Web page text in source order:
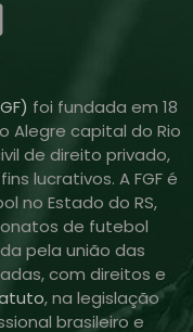
foi fundada em 18
Alegre capital do Rio
de direito privado,
lucrativos. A FGF é
no Estado do RS,
de futebol
pela união das
com direitos e
, na legislação
brasileiro e